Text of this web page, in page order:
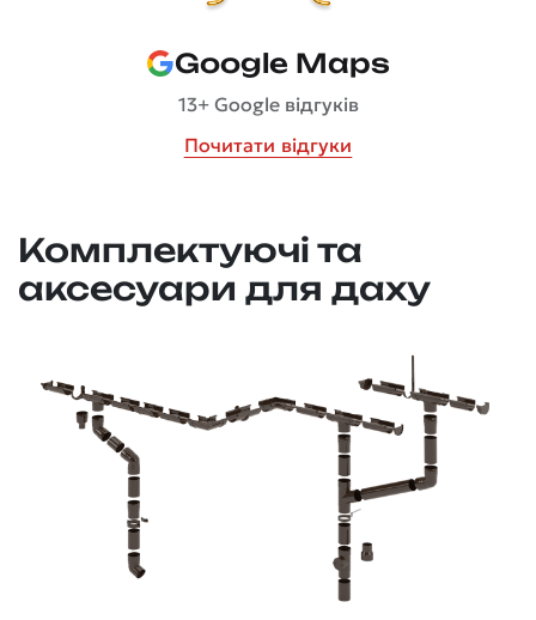
Google Maps
13+ Google відгуків
Почитати відгуки
Комплектуючі та
аксесуари для даху